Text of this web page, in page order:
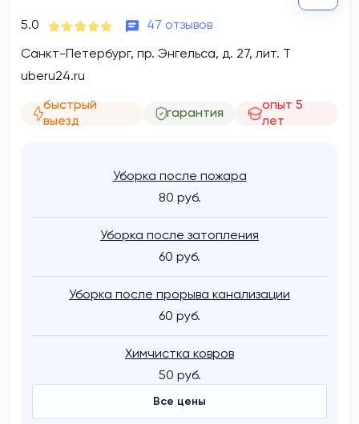
5.0 47 отзывов
Санкт-Петербург, пр. Энгельса, д. 27, лит. Т
uberu24.ru
быстрый
выезд
гарантия
опыт 5
лет
Уборка после пожара
80 руб.
Уборка после затопления
60 руб.
Уборка после прорыва канализации
60 руб.
Химчистка ковров
50 руб.
Все цены